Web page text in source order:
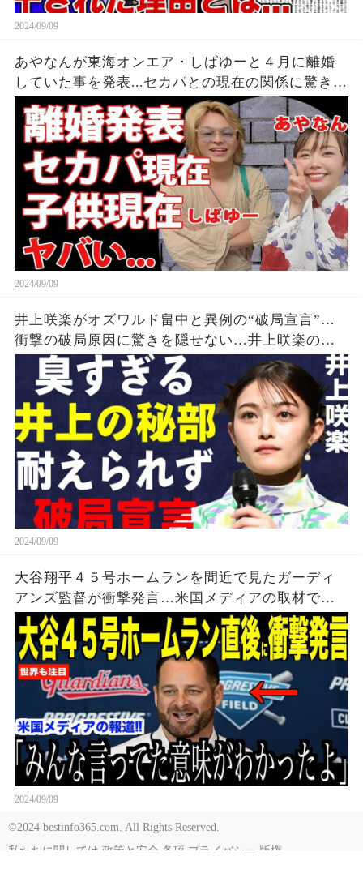
2024/09/09
あやなんが東海オンエア・しばゆーと４月に離婚
していた事を発表...セカパとの現在の関係に驚きを
隠せない...『しばゆー＆あやなん』夫婦の精神崩壊
した現在がヤバい...
2024/09/09
井上咲楽がオズワルド畠中と異例の“破局宣言”…
衝撃の破局原因に驚きを隠せない…井上咲楽の介
護生活の真相
2024/09/09
大谷翔平４５号ホームランを間近で見たガーディ
アンズ監督が衝撃発言…米国メディアの取材で明
らかとなったロバーツ監督の「５０-５０」記録に
ついてが話題【海外の反応 MLBメジャー 野球】
2024/09/09
©2024 bestinfo365.com. All Rights Reserved.
私たちに関しては 政策と安全 条項 プライバシー 版権